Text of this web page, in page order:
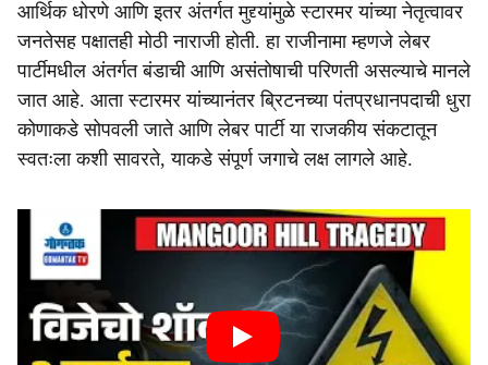
आर्थिक धोरणे आणि इतर अंतर्गत मुद्द्यांमुळे स्टारमर यांच्या नेतृत्वावर
जनतेसह पक्षातही मोठी नाराजी होती. हा राजीनामा म्हणजे लेबर
पार्टीमधील अंतर्गत बंडाची आणि असंतोषाची परिणती असल्याचे मानले
जात आहे. आता स्टारमर यांच्यानंतर ब्रिटनच्या पंतप्रधानपदाची धुरा
कोणाकडे सोपवली जाते आणि लेबर पार्टी या राजकीय संकटातून
स्वतःला कशी सावरते, याकडे संपूर्ण जगाचे लक्ष लागले आहे.